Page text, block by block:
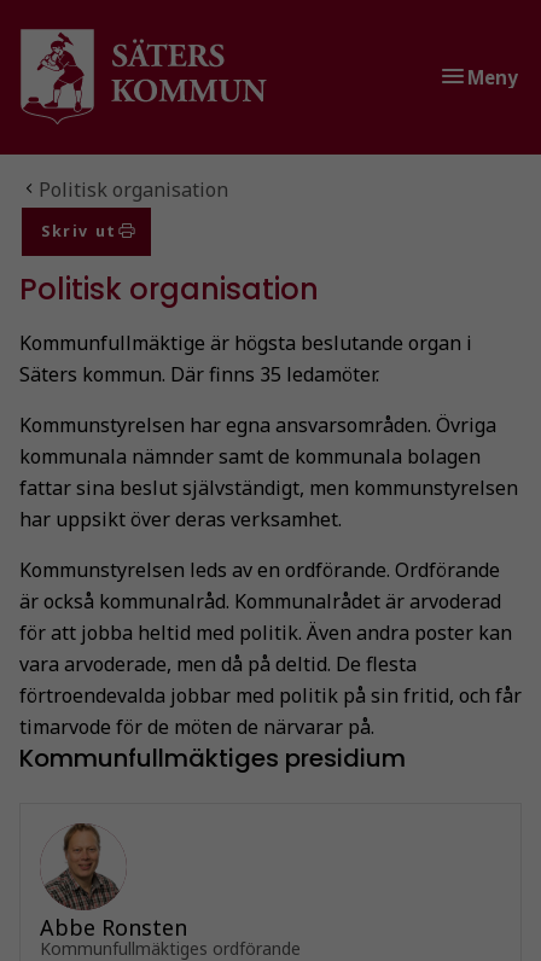
Gå till innehåll
Gå till huvudmeny
Gå till sidomeny
Meny
Du är här:
Politisk organisation
Skriv ut
Politisk organisation
Kommunfullmäktige är högsta beslutande organ i
Säters kommun. Där finns 35 ledamöter.
Kommunstyrelsen har egna ansvarsområden. Övriga
kommunala nämnder samt de kommunala bolagen
fattar sina beslut självständigt, men kommunstyrelsen
har uppsikt över deras verksamhet.
Kommunstyrelsen leds av en ordförande. Ordförande
är också kommunalråd. Kommunalrådet är arvoderad
för att jobba heltid med politik. Även andra poster kan
vara arvoderade, men då på deltid. De flesta
förtroendevalda jobbar med politik på sin fritid, och får
timarvode för de möten de närvarar på.
Kommunfullmäktiges presidium
Abbe Ronsten
Kommunfullmäktiges ordförande